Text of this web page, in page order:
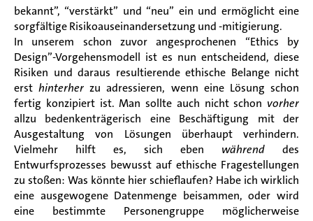
bekannt”, “verstärkt” und “neu” ein und ermöglicht eine
sorgfältige Risikoauseinandersetzung und -mitigierung.
In unserem schon zuvor angesprochenen “Ethics by
Design”-Vorgehensmodell ist es nun entscheidend, diese
Risiken und daraus resultierende ethische Belange nicht
ersthinterher zu adressieren, wenn eine Lösung schon
fertig konzipiert ist. Man sollte auch nicht schon vorher
allzu bedenkenträgerisch eine Beschäftigung mit der
Ausgestaltung von Lösungen überhaupt verhindern.
Vielmehr hilft es, sich eben während des
Entwurfsprozesses bewusst auf ethische Fragestellungen
zu stoßen: Was könnte hier schieflaufen? Habe ich wirklich
eine ausgewogene Datenmenge beisammen, oder wird
eine bestimmte Personengruppe möglicherweise